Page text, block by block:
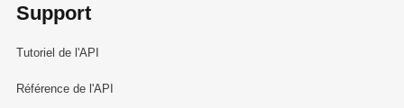
Support
Tutoriel de l'API
Référence de l'API